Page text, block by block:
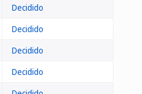
Decidido
Decidido
Decidido
Decidido